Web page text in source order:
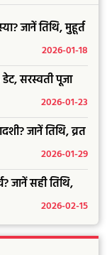
जानें तिथि, मुहूर्त
2026-01-18
सरस्वती पूजा
2026-01-23
जानें तिथि, व्रत
2026-01-29
जानें सही तिथि,
2026-02-15